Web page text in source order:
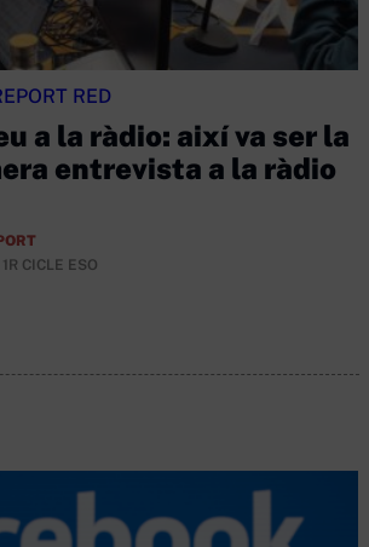
RED
a la ràdio: així va ser la
entrevista a la ràdio
1R CICLE ESO